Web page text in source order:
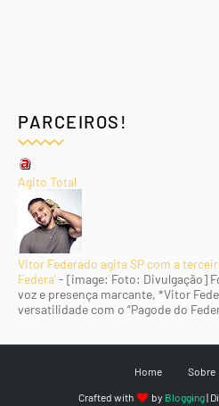
PARCEIROS!
Agito Total
Vitor Federado agita SP com a
Federa'- [image: Foto: Divulgação]
voz e presença marcante, *Vitor
versatilidade com o “Pagode do
Home Sobre
Crafted with by Blogging|